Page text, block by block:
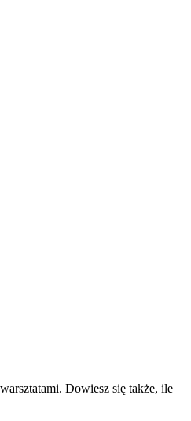
Dowiesz się także, ile